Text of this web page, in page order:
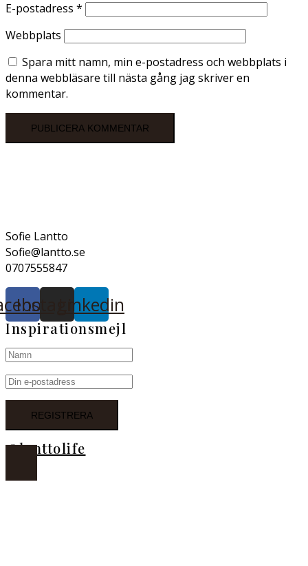
E-postadress *
Webbplats
Spara mitt namn, min e-postadress och webbplats i
denna webbläsare till nästa gång jag skriver en
kommentar.
Sofie Lantto
Sofie@lantto.se
0707555847
InstagramLinkedin
Inspirationsmejl
@lanttolife